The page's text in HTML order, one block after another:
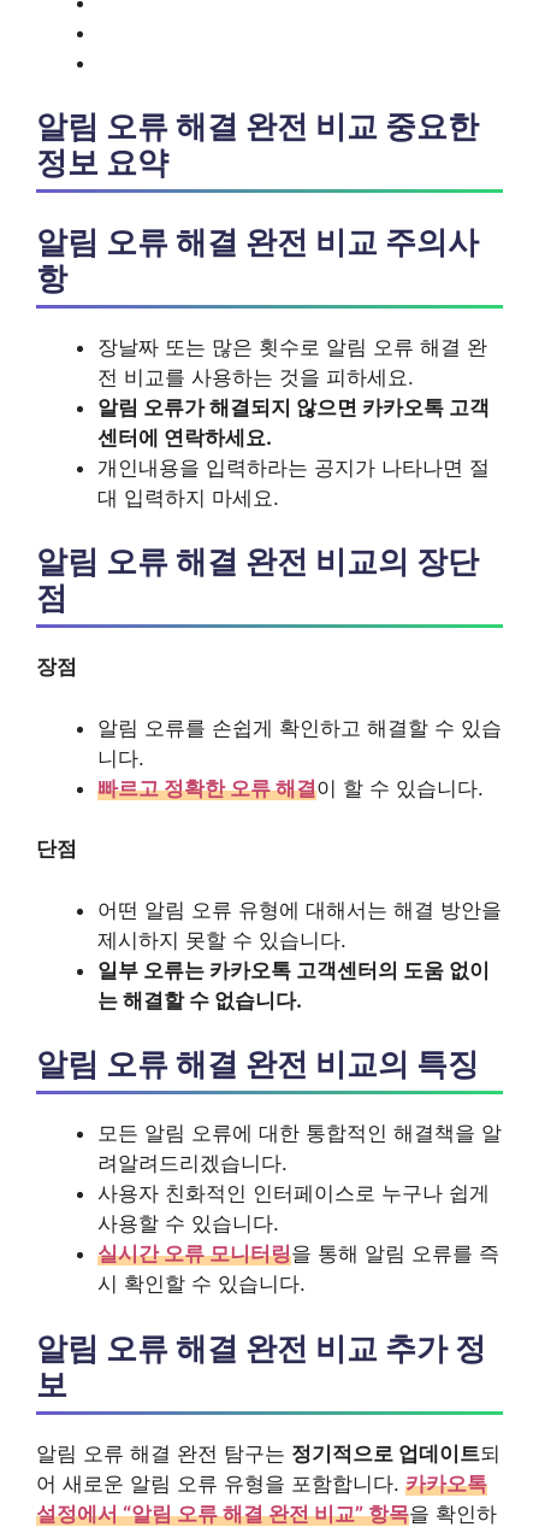
알림 오류 해결 완전 비교 중요한
정보 요약
알림 오류 해결 완전 비교 주의사
항
장날짜 또는 많은 횟수로 알림 오류 해결 완
전 비교를 사용하는 것을 피하세요.
알림 오류가 해결되지 않으면 카카오톡 고객
센터에 연락하세요.
개인내용을 입력하라는 공지가 나타나면 절
대 입력하지 마세요.
알림 오류 해결 완전 비교의 장단
점
장점
알림 오류를 손쉽게 확인하고 해결할 수 있습
니다.
빠르고 정확한 오류 해결이 할 수 있습니다.
단점
어떤 알림 오류 유형에 대해서는 해결 방안을
제시하지 못할 수 있습니다.
일부 오류는 카카오톡 고객센터의 도움 없이
는 해결할 수 없습니다.
알림 오류 해결 완전 비교의 특징
모든 알림 오류에 대한 통합적인 해결책을 알
려알려드리겠습니다.
사용자 친화적인 인터페이스로 누구나 쉽게
사용할 수 있습니다.
실시간 오류 모니터링을 통해 알림 오류를 즉
시 확인할 수 있습니다.
알림 오류 해결 완전 비교 추가 정
보
알림 오류 해결 완전 탐구는 정기적으로 업데이트되
어 새로운 알림 오류 유형을 포함합니다. 카카오톡
설정에서 “알림 오류 해결 완전 비교” 항목을 확인하